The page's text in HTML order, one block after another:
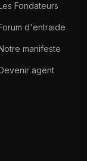
Fondateurs
d'entraide
manifeste
agent